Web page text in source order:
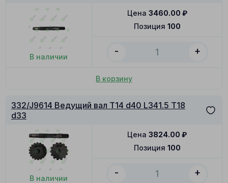
В наличии
Позиция 100
Цена 3460.00 ₽
- +
В корзину
332/J9614 Ведущий вал T14 d40 L341.5 T18
d33
В наличии
Позиция 100
Цена 3824.00 ₽
- +